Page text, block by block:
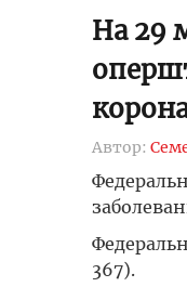
На 29
Автор:
367).